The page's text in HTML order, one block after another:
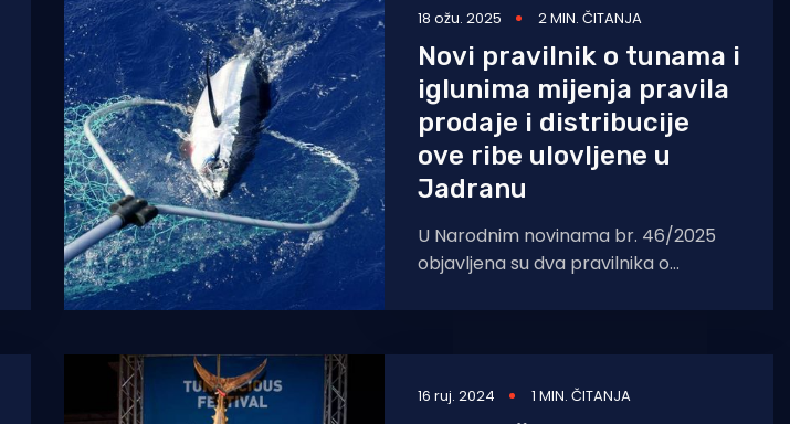
18 ožu. 2025 2 MIN. ČITANJA
Novi pravilnik o tunama i
iglunima mijenja pravila
prodaje i distribucije
ove ribe ulovljene u
Jadranu
U Narodnim novinama br. 46/2025
objavljena su dva pravilnika o
te njihove distribucije na
16 ruj. 2024 1 MIN. ČITANJA